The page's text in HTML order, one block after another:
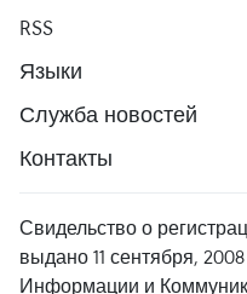
RSS
Языки
Служба новостей
Контакты
Свидельство о
выдано 11 сентября,
Информации и